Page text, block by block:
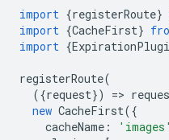
import {registerRoute}
import {CacheFirst}
import {
registerRoute(
({request}) =>
new CacheFirst({
cacheName : 'images'